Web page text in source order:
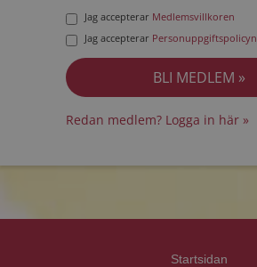
Jag accepterar Medlemsvillkoren
Jag accepterar Personuppgiftspolicyn
Redan medlem? Logga in här »
Startsidan